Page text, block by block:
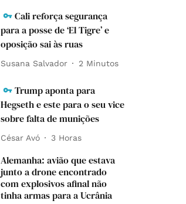
Cali reforça segurança
para a posse de ‘El Tigre’ e
oposição sai às ruas
Susana Salvador 2 Minutos
Trump aponta para
Hegseth e este para o seu vice
sobre falta de munições
César Avó 3 Horas
Alemanha: avião que estava
junto a drone encontrado
com explosivos afinal não
tinha armas para a Ucrânia